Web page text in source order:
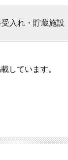
受入れ・貯蔵施設
しています。